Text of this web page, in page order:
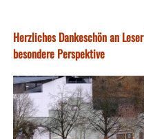
Herzliches Dankeschön an
besondere Perspektive